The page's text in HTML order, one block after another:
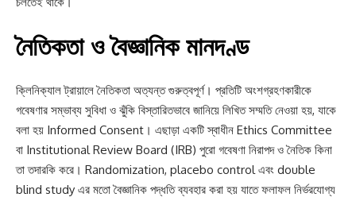
নৈতিকতা ও বৈজ্ঞানিক মানদণ্ড
ক্লিনিক্যাল ট্রায়ালে নৈতিকতা অত্যন্ত গুরুত্বপূর্ণ। প্রতিটি অংশগ্রহণকারীকে
গবেষণার সম্ভাব্য সুবিধা ও ঝুঁকি বিস্তারিতভাবে জানিয়ে লিখিত সম্মতি নেওয়া হয়, যাকে
বলা হয় Informed Consent। এছাড়া একটি স্বাধীন Ethics Committee
বা Institutional Review Board (IRB) পুরো গবেষণা নিরাপদ ও নৈতিক কিনা
তা তদারকি করে। Randomization, placebo control এবং double
blind study এর মতো বৈজ্ঞানিক পদ্ধতি ব্যবহার করা হয় যাতে ফলাফল নির্ভরযোগ্য